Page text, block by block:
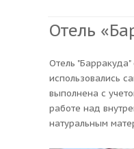
Отель
Отель
использовались
выполнена с
работе над
натуральным